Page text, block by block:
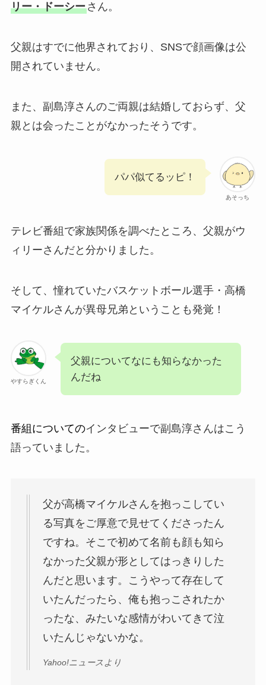
リー・ドーシーさん。
父親はすでに他界されており、SNSで顔画像は公
開されていません。
また、副島淳さんのご両親は結婚しておらず、父
親とは会ったことがなかったそうです。
あそっち
パパ似てるッピ！
テレビ番組で家族関係を調べたところ、父親がウ
ィリーさんだと分かりました。
そして、憧れていたバスケットボール選手・高橋
マイケルさんが異母兄弟ということも発覚！
やすらぎくん
父親についてなにも知らなかった
んだね
番組についてのインタビューで副島淳さんはこう
語っていました。
父が高橋マイケルさんを抱っこしてい
る写真をご厚意で見せてくださったん
ですね。そこで初めて名前も顔も知ら
なかった父親が形としてはっきりした
んだと思います。こうやって存在して
いたんだったら、俺も抱っこされたか
ったな、みたいな感情がわいてきて泣
いたんじゃないかな。
Yahoo!ニュースより